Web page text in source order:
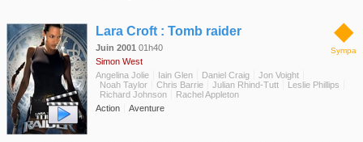
◆
Sympa
Lara Croft : Tomb raider
Juin 2001 01h40
Simon West
Angelina Jolie
Iain Glen Daniel Craig
Jon Voight
Noah Taylor
Chris Barrie Julian Rhind-Tutt
Leslie Phillips
Richard Johnson
Rachel Appleton
Action
Aventure